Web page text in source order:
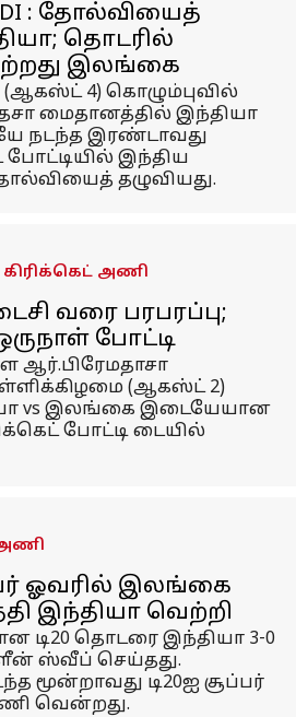
ODI : தோல்வியைத்
தொடரில்
இலங்கை
4) கொழும்புவில்
மைதானத்தில் இந்தியா
நடந்த இரண்டாவது
போட்டியில் இந்திய
தழுவியது.
அணி
வரை பரபரப்பு;
போட்டி
ஆர்.பிரேமதாசா
(ஆகஸ்ட் 2)
vs இலங்கை இடையேயான
போட்டி டையில்
ஓவரில் இலங்கை
இந்தியா வெற்றி
டி20 தொடரை இந்தியா 3-0
ஸ்வீப் செய்தது.
மூன்றாவது டி20ஐ சூப்பர்
வென்றது.